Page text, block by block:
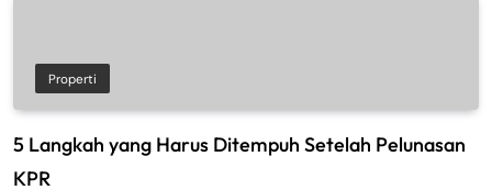
Properti
5 Langkah yang Harus Ditempuh Setelah Pelunasan
KPR